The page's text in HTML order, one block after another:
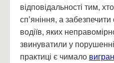
відповідальності тим,
сп’яніння, а
водіїв, яких
звинуватили у
практиці є чимало